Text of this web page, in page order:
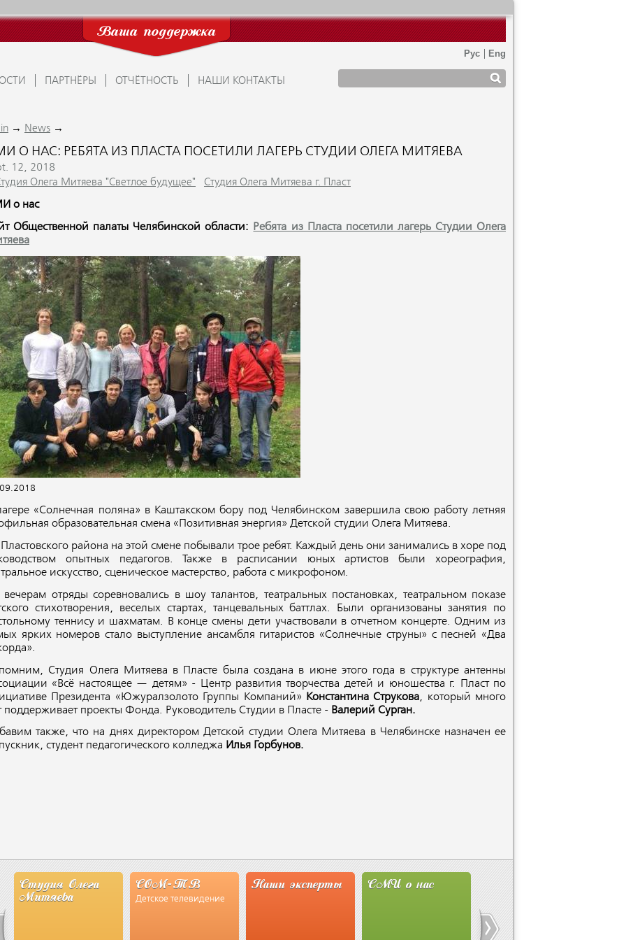
Ваша поддержка
ПАРТНЁРЫ ОТЧЁТНОСТЬ НАШИ КОНТАКТЫ
→ News →
О НАС: РЕБЯТА ИЗ ПЛАСТА ПОСЕТИЛИ ЛАГЕРЬ СТУДИИ ОЛЕГА МИТЯЕВА
12, 2018
Олега Митяева "Светлое будущее"
Студия Олега Митяева г. Пласт
о нас
Общественной палаты Челябинской области:
Ребята из Пласта посетили лагерь Студии Олега
«Солнечная поляна» в Каштакском бору под Челябинском завершила свою работу летняя
образовательная смена «Позитивная энергия» Детской студии Олега Митяева.
района на этой смене побывали трое ребят. Каждый день они занимались в хоре под
опытных педагогов. Также в расписании юных артистов были хореография,
искусство, сценическое мастерство, работа с микрофоном.
вечерам отряды соревновались в шоу талантов, театральных постановках, театральном показе
стихотворения, веселых стартах, танцевальных баттлах. Были организованы занятия по
теннису и шахматам. В конце смены дети участвовали в отчетном концерте. Одним из
ярких номеров стало выступление ансамбля гитаристов «Солнечные струны» с песней «Два
Студия Олега Митяева в Пласте была создана в июне этого года в структуре антенны
«Всё настоящее — детям» - Центр развития творчества детей и юношества г. Пласт по
Президента «Южуралзолото Группы Компаний» Константина Струкова, который много
поддерживает проекты Фонда. Руководитель Студии в Пласте - Валерий Сурган.
также, что на днях директором Детской студии Олега Митяева в Челябинске назначенее
студент педагогического колледжа Илья Горбунов.
Студия Олега
Митяева
СОМ-ТВ
Детское телевидение
Наши эксперты СМИ о нас